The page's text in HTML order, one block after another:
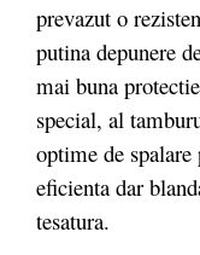
prevazut o
putina depunere
mai buna
special, al
optime de
eficienta dar
tesatura.